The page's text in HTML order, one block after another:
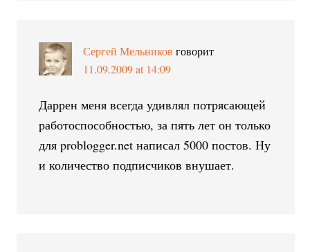
Сергей Мельников говорит
11.09.2009 at 14:09
Даррен меня всегда удивлял потрясающей
работоспособностью, за пять лет он только
для problogger.net написал 5000 постов. Ну
и количество подписчиков внушает.